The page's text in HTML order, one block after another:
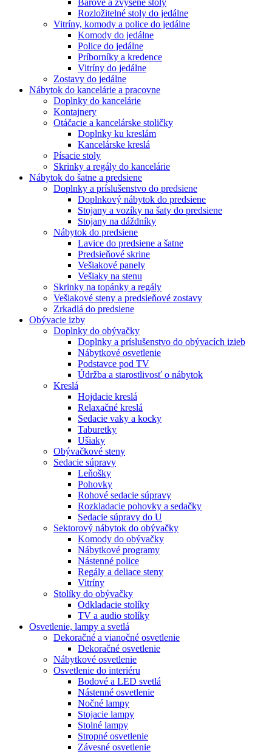
Rozložitelné stoly do jedálne
Vitríny, komody a police do jedálne
Komody do jedálne
Police do jedálne
Príborníky a kredence
Vitríny do jedálne
Zostavy do jedálne
Nábytok do kancelárie a pracovne
Doplnky do kancelárie
Kontajnery
Otáčacie a kancelárske stoličky
Doplnky ku kreslám
Kancelárske kreslá
Písacie stoly
Skrinky a regály do kancelárie
Nábytok do šatne a predsiene
Doplnky a príslušenstvo do predsiene
Doplnkový nábytok do predsiene
Stojany a vozíky na šaty do predsiene
Stojany na dáždníky
Nábytok do predsiene
Lavice do predsiene a šatne
Predsieňové skrine
Vešiakové panely
Vešiaky na stenu
Skrinky na topánky a regály
Vešiakové steny a predsieňové zostavy
Zrkadlá do predsiene
Obývacie izby
Doplnky do obývačky
Doplnky a príslušenstvo do obývacích izieb
Nábytkové osvetlenie
Podstavce pod TV
Údržba a starostlivosť o nábytok
Kreslá
Hojdacie kreslá
Relaxačné kreslá
Sedacie vaky a kocky
Taburetky
Ušiaky
Obývačkové steny
Sedacie súpravy
Leňošky
Pohovky
Rohové sedacie súpravy
Rozkladacie pohovky a sedačky
Sedacie súpravy do U
Sektorový nábytok do obývačky
Komody do obývačky
Nábytkové programy
Nástenné police
Regály a deliace steny
Vitríny
Stolíky do obývačky
Odkladacie stolíky
TV a audio stolíky
Osvetlenie, lampy a svetlá
Dekoračné a vianočné osvetlenie
Dekoračné osvetlenie
Nábytkové osvetlenie
Osvetlenie do interiéru
Bodové a LED svetlá
Nástenné osvetlenie
Nočné lampy
Stojacie lampy
Stolné lampy
Stropné osvetlenie
Závesné osvetlenie